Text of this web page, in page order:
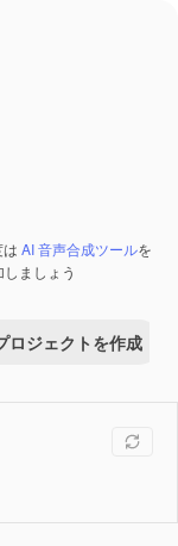
AI 音声合成ツールを
ましょう
ロジェクトを作成